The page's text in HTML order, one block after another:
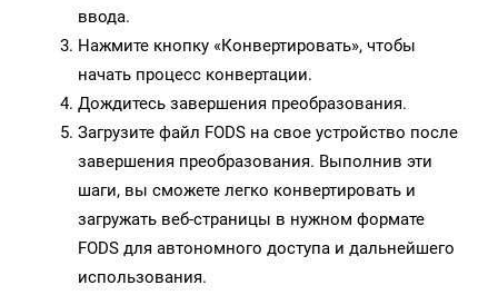
ввода.
Нажмите кнопку «Конвертировать», чтобы
начать процесс конвертации.
Дождитесь завершения преобразования.
Загрузите файл FODS на свое устройство после
завершения преобразования. Выполнив эти
шаги, вы сможете легко конвертировать и
загружать веб-страницы в нужном формате
FODS для автономного доступа и дальнейшего
использования.